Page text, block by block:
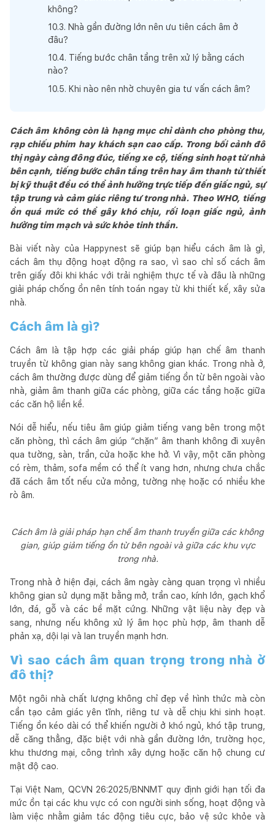
không?
10.3. Nhà gần đường lớn nên ưu tiên cách âm ở
đâu?
10.4. Tiếng bước chân tầng trên xử lý bằng cách
nào?
10.5. Khi nào nên nhờ chuyên gia tư vấn cách âm?
Cách âm không còn là hạng mục chỉ dành cho phòng thu,
rạp chiếu phim hay khách sạn cao cấp. Trong bối cảnh đô
thị ngày càng đông đúc, tiếng xe cộ, tiếng sinh hoạt từ nhà
bên cạnh, tiếng bước chân tầng trên hay âm thanh từ thiết
bị kỹ thuật đều có thể ảnh hưởng trực tiếp đến giấc ngủ, sự
tập trung và cảm giác riêng tư trong nhà. Theo WHO, tiếng
ồn quá mức có thể gây khó chịu, rối loạn giấc ngủ, ảnh
hưởng tim mạch và sức khỏe tinh thần.
Bài viết này của Happynest sẽ giúp bạn hiểu cách âm là gì,
cách âm thụ động hoạt động ra sao, vì sao chỉ số cách âm
trên giấy đôi khi khác với trải nghiệm thực tế và đâu là những
giải pháp chống ồn nên tính toán ngay từ khi thiết kế, xây sửa
nhà.
Cách âm là gì?
Cách âm là tập hợp các giải pháp giúp hạn chế âm thanh
truyền từ không gian này sang không gian khác. Trong nhà ở,
cách âm thường được dùng để giảm tiếng ồn từ bên ngoài vào
nhà, giảm âm thanh giữa các phòng, giữa các tầng hoặc giữa
các căn hộ liền kề.
Nói dễ hiểu, nếu tiêu âm giúp giảm tiếng vang bên trong một
căn phòng, thì cách âm giúp “chặn” âm thanh không đi xuyên
qua tường, sàn, trần, cửa hoặc khe hở. Vì vậy, một căn phòng
có rèm, thảm, sofa mềm có thể ít vang hơn, nhưng chưa chắc
đã cách âm tốt nếu cửa mỏng, tường nhẹ hoặc có nhiều khe
rò âm.
Cách âm là giải pháp hạn chế âm thanh truyền giữa các không
gian, giúp giảm tiếng ồn từ bên ngoài và giữa các khu vực
trong nhà.
Trong nhà ở hiện đại, cách âm ngày càng quan trọng vì nhiều
không gian sử dụng mặt bằng mở, trần cao, kính lớn, gạch khổ
lớn, đá, gỗ và các bề mặt cứng. Những vật liệu này đẹp và
sang, nhưng nếu không xử lý âm học phù hợp, âm thanh dễ
phản xạ, dội lại và lan truyền mạnh hơn.
Vì sao cách âm quan trọng trong nhà ở
đô thị?
Một ngôi nhà chất lượng không chỉ đẹp về hình thức mà còn
cần tạo cảm giác yên tĩnh, riêng tư và dễ chịu khi sinh hoạt.
Tiếng ồn kéo dài có thể khiến người ở khó ngủ, khó tập trung,
dễ căng thẳng, đặc biệt với nhà gần đường lớn, trường học,
khu thương mại, công trình xây dựng hoặc căn hộ chung cư
mật độ cao.
Tại Việt Nam, QCVN 26:2025/BNNMT quy định giới hạn tối đa
mức ồn tại các khu vực có con người sinh sống, hoạt động và
làm việc nhằm giảm tác động tiêu cực, bảo vệ sức khỏe và